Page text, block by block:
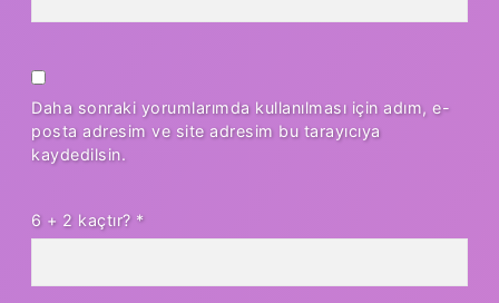
Daha sonraki yorumlarımda kullanılması için adım, e-
posta adresim ve site adresim bu tarayıcıya
kaydedilsin.
6 + 2 kaçtır? *